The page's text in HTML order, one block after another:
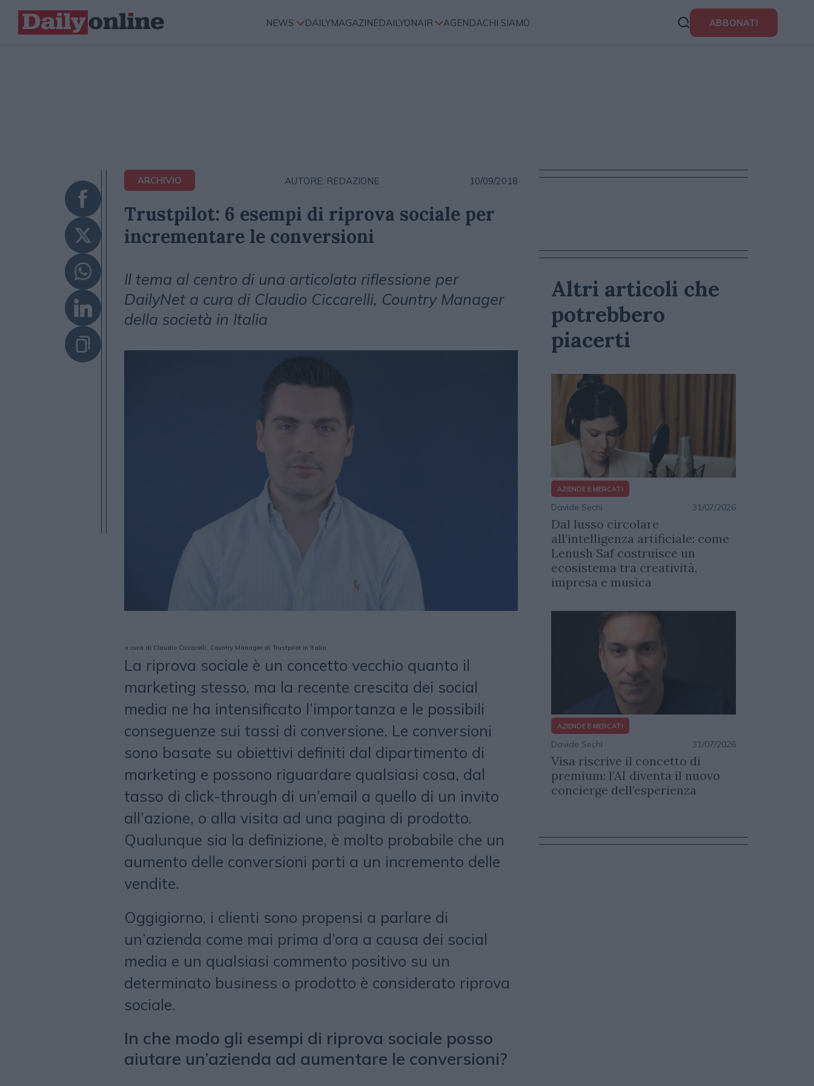
NEWS DAILYMAGAZINEDAILYONAIR AGENDACHI SIAMO ABBONATI
ARCHIVIO AUTORE: REDAZIONE 10/09/2018
Trustpilot: 6 esempi di riprova sociale per
incrementare le conversioni
Il tema al centro di una articolata riflessione per
DailyNet a cura di Claudio Ciccarelli, Country Manager
della società in Italia
a cura di Claudio Ciccarelli, Country Manager di Trustpilot in Italia
La riprova sociale è un concetto vecchio quanto il
marketing stesso, ma la recente crescita dei social
media ne ha intensificato l’importanza e le possibili
conseguenze sui tassi di conversione. Le conversioni
sono basate su obiettivi definiti dal dipartimento di
marketing e possono riguardare qualsiasi cosa, dal
tasso di click-through di un’email a quello di un invito
all’azione, o alla visita ad una pagina di prodotto.
Qualunque sia la definizione, è molto probabile che un
aumento delle conversioni porti a un incremento delle
vendite.
Oggigiorno, i clienti sono propensi a parlare di
un’azienda come mai prima d’ora a causa dei social
media e un qualsiasi commento positivo su un
determinato business o prodotto è considerato riprova
sociale.
In che modo gli esempi di riprova sociale posso
aiutare un’azienda ad aumentare le conversioni?
Altri articoli che
potrebbero
piacerti
AZIENDE E MERCATI
Davide Sechi 31/07/2026
Dal lusso circolare
all’intelligenza artificiale: come
Lenush Saf costruisce un
ecosistema tra creatività,
impresa e musica
AZIENDE E MERCATI
Davide Sechi 31/07/2026
Visa riscrive il concetto di
premium: l’AI diventa il nuovo
concierge dell’esperienza